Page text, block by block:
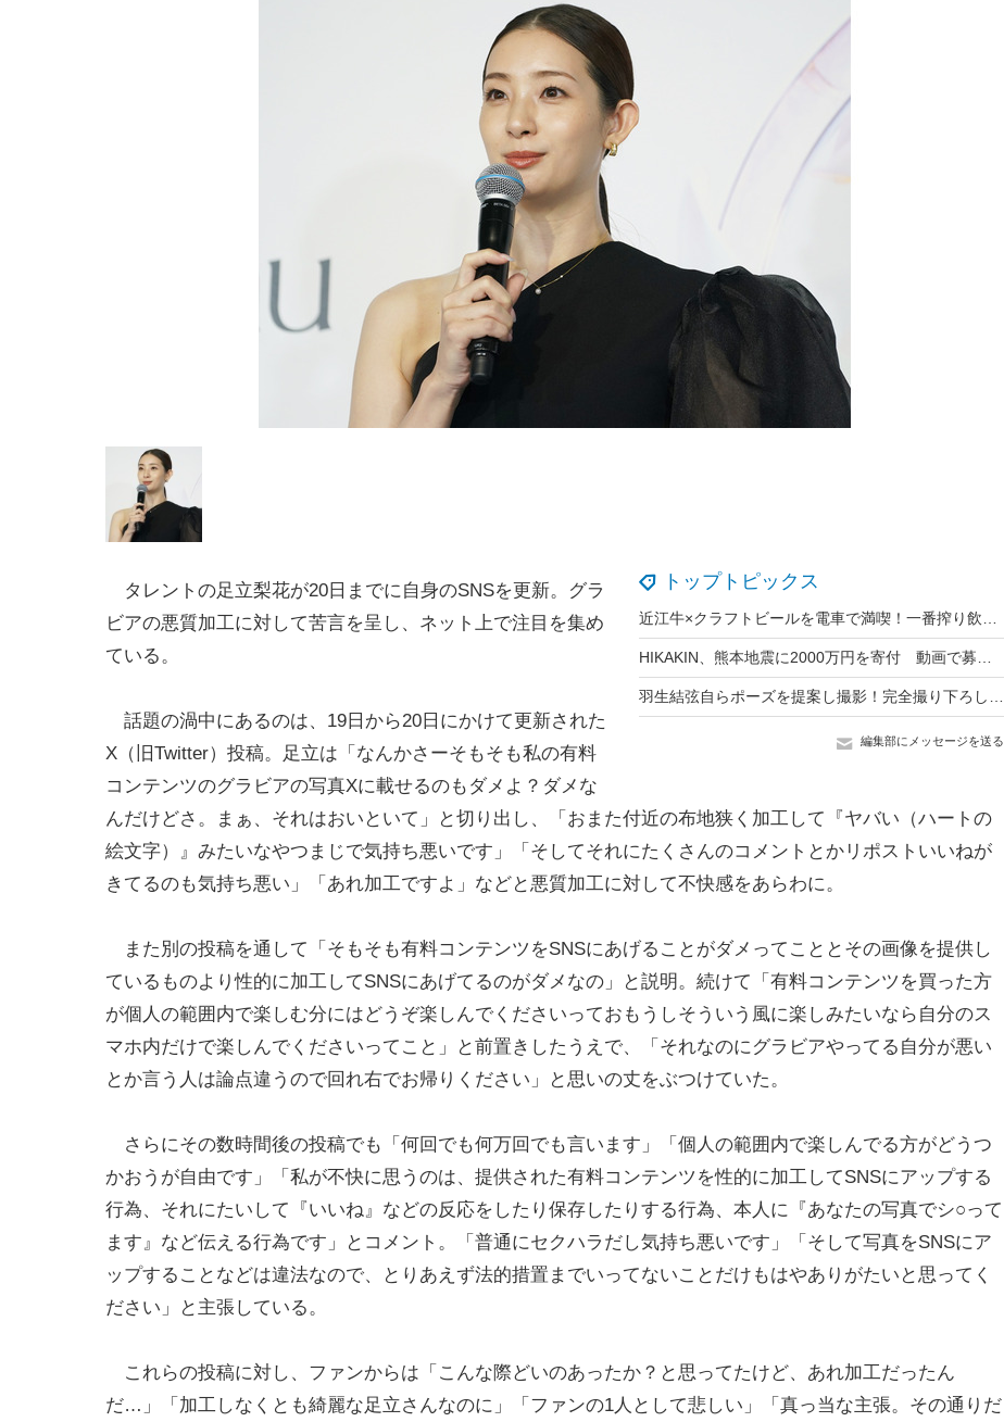
トップトピックス
編集部にメッセージを送る
タレントの足立梨花が20日までに自身のSNSを更新。グラ
ビアの悪質加工に対して苦言を呈し、ネット上で注目を集め
ている。
話題の渦中にあるのは、19日から20日にかけて更新された
X（旧Twitter）投稿。足立は「なんかさーそもそも私の有料
コンテンツのグラビアの写真Xに載せるのもダメよ？ダメな
んだけどさ。まぁ、それはおいといて」と切り出し、「おまた付近の布地狭く加工して『ヤバい（ハートの
絵文字）』みたいなやつまじで気持ち悪いです」「そしてそれにたくさんのコメントとかリポストいいねが
きてるのも気持ち悪い」「あれ加工ですよ」などと悪質加工に対して不快感をあらわに。
また別の投稿を通して「そもそも有料コンテンツをSNSにあげることがダメってこととその画像を提供し
ているものより性的に加工してSNSにあげてるのがダメなの」と説明。続けて「有料コンテンツを買った方
が個人の範囲内で楽しむ分にはどうぞ楽しんでくださいっておもうしそういう風に楽しみたいなら自分のス
マホ内だけで楽しんでくださいってこと」と前置きしたうえで、「それなのにグラビアやってる自分が悪い
とか言う人は論点違うので回れ右でお帰りください」と思いの丈をぶつけていた。
さらにその数時間後の投稿でも「何回でも何万回でも言います」「個人の範囲内で楽しんでる方がどうつ
かおうが自由です」「私が不快に思うのは、提供された有料コンテンツを性的に加工してSNSにアップする
行為、それにたいして『いいね』などの反応をしたり保存したりする行為、本人に『あなたの写真でシ○って
ます』など伝える行為です」とコメント。「普通にセクハラだし気持ち悪いです」「そして写真をSNSにア
ップすることなどは違法なので、とりあえず法的措置までいってないことだけもはやありがたいと思ってく
ださい」と主張している。
これらの投稿に対し、ファンからは「こんな際どいのあったか？と思ってたけど、あれ加工だったん
だ…」「加工しなくとも綺麗な足立さんなのに」「ファンの1人として悲しい」「真っ当な主張。その通りだ